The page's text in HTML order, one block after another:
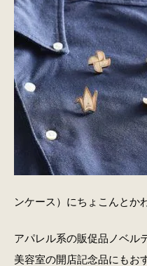
ンケース）にちょこんとか
アパレル系の販促品ノベル
美容室の開店記念品にもお